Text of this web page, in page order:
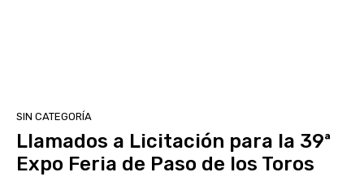
SIN CATEGORÍA
Llamados a Licitación para la 39ª
Expo Feria de Paso de los Toros